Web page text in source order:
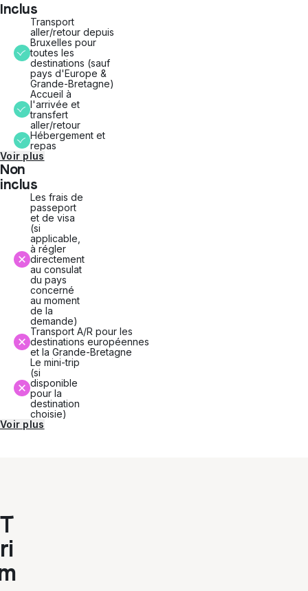
Inclus
Transport
aller/retour depuis
Bruxelles pour
toutes les
destinations (sauf
pays d'Europe &
Grande-Bretagne)
Accueil à
l'arrivée et
transfert
aller/retour
Hébergement et
repas
Voir plus
Non
inclus
Les frais de
passeport
et de visa
(si
applicable,
à régler
directement
au consulat
du pays
concerné
au moment
de la
demande)
Transport A/R pour les
destinations européennes
et la Grande-Bretagne
Le mini-trip
(si
disponible
pour la
destination
choisie)
Voir plus
T
ri